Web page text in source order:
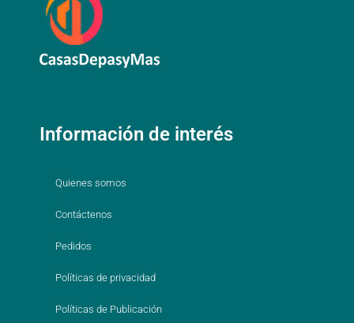
Información de interés
Quienes somos
Contáctenos
Pedidos
Políticas de privacidad
Políticas de Publicación